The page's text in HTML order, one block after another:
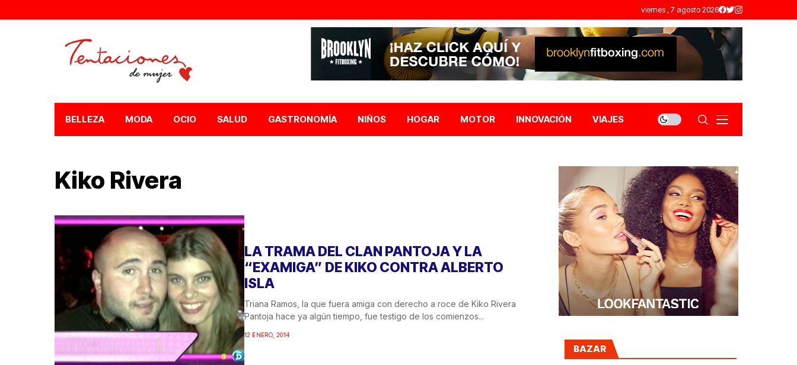
viernes , 7 agosto 2026
BELLEZA MODA OCIO SALUD GASTRONOMÍA NIÑOS HOGAR MOTOR INNOVACIÓN VIAJES
Kiko Rivera
LA TRAMA DEL CLAN PANTOJA Y LA
“EXAMIGA” DE KIKO CONTRA ALBERTO
ISLA
Triana Ramos, la que fuera amiga con derecho a roce de Kiko Rivera
Pantoja hace ya algún tiempo, fue testigo de los comienzos...
12 ENERO, 2014
BAZAR